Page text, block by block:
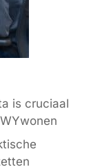
is cruciaal